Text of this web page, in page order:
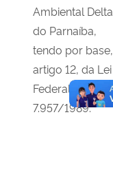
Ambiental Delta
do Parnaíba,
tendo por base,
artigo 12, da Lei
Federal n.º
7.957/1989.